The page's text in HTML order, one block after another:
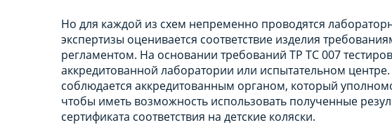
Но для каждой из схем непременно проводятся
экспертизы оценивается соответствие изделия
регламентом. На основании требований ТР ТС 007
аккредитованной лаборатории или испытательном
соблюдается аккредитованным органом, который
чтобы иметь возможность использовать полученные
сертификата соответствия на детские коляски.